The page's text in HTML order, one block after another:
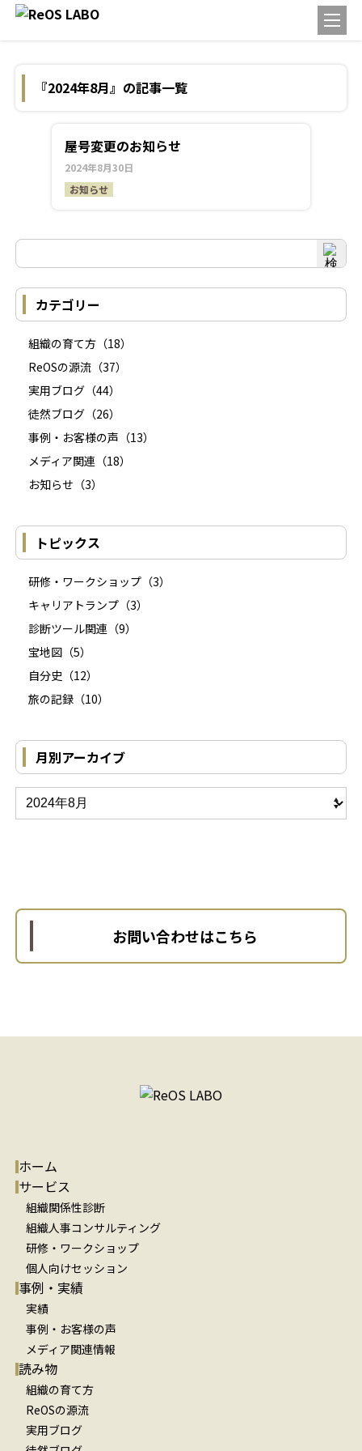
『2024年8月』の記事一覧
屋号変更のお知らせ
2024年8月30日
お知らせ
カテゴリー
組織の育て方 （18）
ReOSの源流 （37）
実用ブログ （44）
徒然ブログ （26）
事例・お客様の声 （13）
メディア関連 （18）
お知らせ （3）
トピックス
研修・ワークショップ （3）
キャリアトランプ （3）
診断ツール関連 （9）
宝地図 （5）
自分史 （12）
旅の記録 （10）
月別アーカイブ
お問い合わせはこちら
ホーム
サービス
組織関係性診断
組織人事コンサルティング
研修・ワークショップ
個人向けセッション
事例・実績
実績
事例・お客様の声
メディア関連情報
読み物
組織の育て方
ReOSの源流
実用ブログ